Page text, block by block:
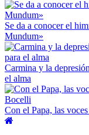
Se da a conocer el
Mundum»
Carmina y la
el alma
Con el Papa, las